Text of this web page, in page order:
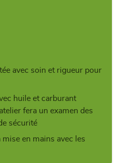
avec soin et rigueur pour
huile et carburant
fera un examen des
sécurité
en mains avec les